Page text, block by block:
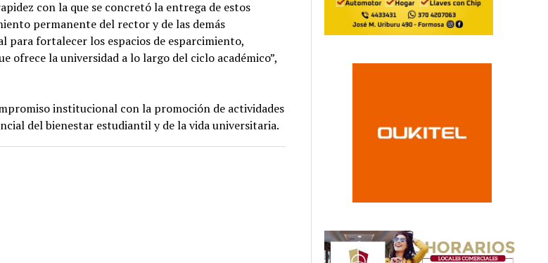
con la que se concretó la entrega de estos
permanente del rector y de las demás
para fortalecer los espacios de esparcimiento,
ofrece la universidad a lo largo del ciclo académico”,
institucional con la promoción de actividades
del bienestar estudiantil y de la vida universitaria.